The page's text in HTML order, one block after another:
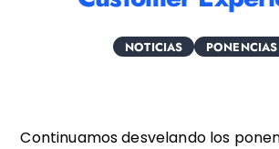
NOTICIAS PONENCIAS
Continuamos desvelando los